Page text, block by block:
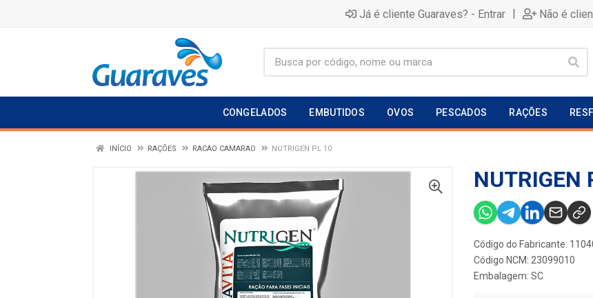
Já é cliente Guaraves? - Entrar | Não é
CONGELADOS EMBUTIDOS OVOS PESCADOS RAÇÕES
INÍCIO RAÇÕES RACAO CAMARAO NUTRIGEN PL 10
NUTRIGEN
Código do Fabricante:
Código NCM: 23099010
Embalagem: SC